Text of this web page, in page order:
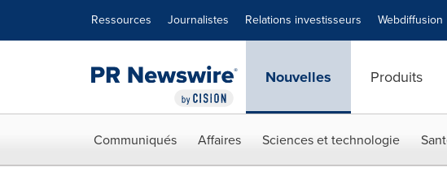
Ressources Journalistes Relations investisseurs Webdiffusion
Nouvelles Produits
Communiqués Affaires Sciences et technologie